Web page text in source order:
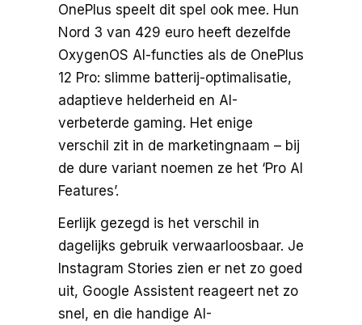
OnePlus speelt dit spel ook mee. Hun
Nord 3 van 429 euro heeft dezelfde
OxygenOS AI-functies als de OnePlus
12 Pro: slimme batterij-optimalisatie,
adaptieve helderheid en AI-
verbeterde gaming. Het enige
verschil zit in de marketingnaam – bij
de dure variant noemen ze het ‘Pro AI
Features’.
Eerlijk gezegd is het verschil in
dagelijks gebruik verwaarloosbaar. Je
Instagram Stories zien er net zo goed
uit, Google Assistent reageert net zo
snel, en die handige AI-